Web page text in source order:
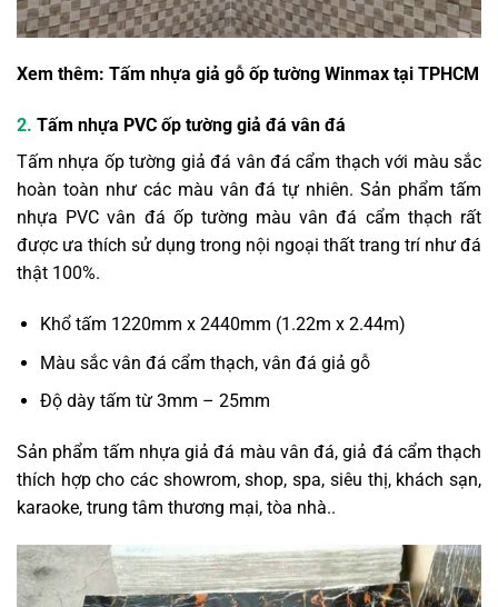
Xem thêm: Tấm nhựa giả gỗ ốp tường Winmax tại TPHCM
2. Tấm nhựa PVC ốp tường giả đá vân đá
Tấm nhựa ốp tường giả đá vân đá cẩm thạch với màu sắc
hoàn toàn như các màu vân đá tự nhiên. Sản phẩm tấm
nhựa PVC vân đá ốp tường màu vân đá cẩm thạch rất
được ưa thích sử dụng trong nội ngoại thất trang trí như đá
thật 100%.
Khổ tấm 1220mm x 2440mm (1.22m x 2.44m)
Màu sắc vân đá cẩm thạch, vân đá giả gỗ
Độ dày tấm từ 3mm – 25mm
Sản phẩm tấm nhựa giả đá màu vân đá, giả đá cẩm thạch
thích hợp cho các showrom, shop, spa, siêu thị, khách sạn,
karaoke, trung tâm thương mại, tòa nhà..